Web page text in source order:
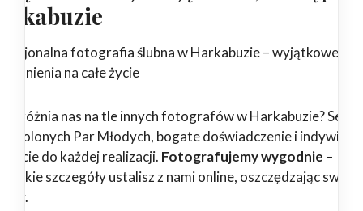
fotografia ślubna w Harkabuzie – wyjątkowe
na całe życie
nas na tle innych fotografów w Harkabuzie? Setki
Par Młodych, bogate doświadczenie i
do każdej realizacji. Fotografujemy wygodnie –
szczegóły ustalisz z nami online, oszczędzając swój